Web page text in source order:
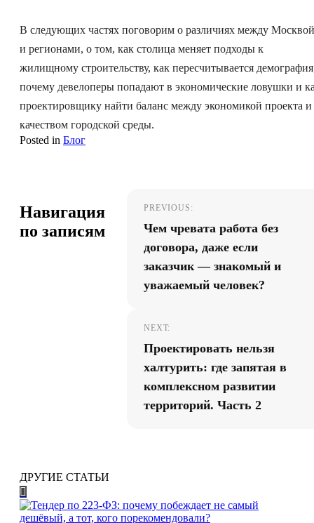
В следующих частях поговорим о различиях между Москвой
и регионами, о том, как столица меняет подходы к
жилищному строительству, как пересчитывается
почему девелоперы попадают в экономические ловушки и
проектировщику найти баланс между экономикой проекта и
качеством городской среды.
Posted in Блог
Навигация
по записям
PREVIOUS:
Чем чревата работа без
договора, даже если
заказчик — знакомый и
уважаемый человек?
NEXT:
Проектировать нельзя
халтурить: где запятая в
комплексном развитии
территорий. Часть 2
ДРУГИЕ СТАТЬИ